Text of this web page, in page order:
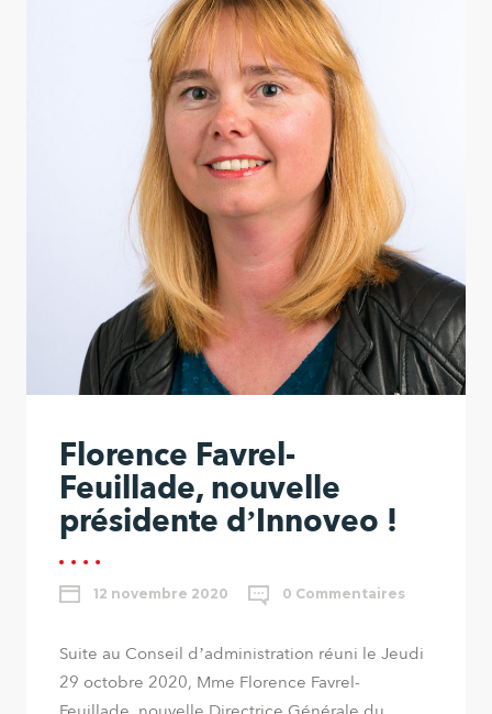
Florence Favrel-
Feuillade, nouvelle
présidente d’Innoveo !
12 novembre 2020 0 Commentaires
Suite au Conseil d’administration réuni le Jeudi
29 octobre 2020, Mme Florence Favrel-